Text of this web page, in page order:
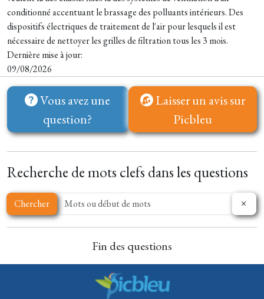
conditionné accentuant le brassage des polluants intérieurs. Des
dispositifs électriques de traitement de l'air pour lesquels il est
nécessaire de nettoyer les grilles de filtration tous les 3 mois.
Dernière mise à jour:
09/08/2026
Vous avez une
question?
Laisser un avis sur
Picbleu
Recherche de mots clefs dans les questions
Chercher
Fin des questions